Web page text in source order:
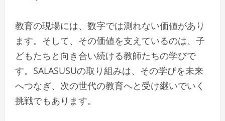
教育の現場には、数字では測れない価値があり
ます。そして、その価値を支えているのは、子
どもたちと向き合い続ける教師たちの学びで
す。SALASUSUの取り組みは、その学びを未来
へつなぎ、次の世代の教育へと受け継いでいく
挑戦でもあります。